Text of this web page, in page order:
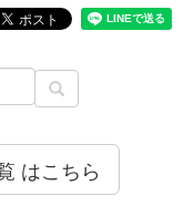
はこちら